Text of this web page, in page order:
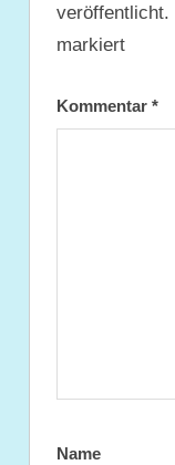
veröffentlicht.
markiert
Kommentar *
Name